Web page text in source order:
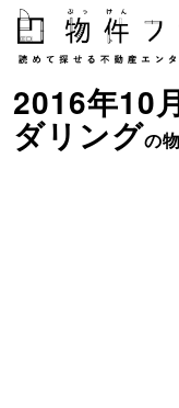
2016年10
ダリングの